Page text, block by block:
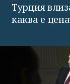
Турция
каква е